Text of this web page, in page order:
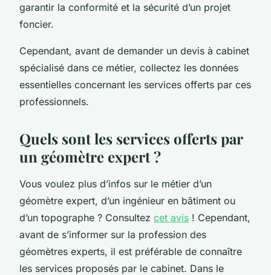
garantir la conformité et la sécurité d’un projet
foncier.
Cependant, avant de demander un devis à cabinet
spécialisé dans ce métier, collectez les données
essentielles concernant les services offerts par ces
professionnels.
Quels sont les services offerts par
un géomètre expert ?
Vous voulez plus d’infos sur le métier d’un
géomètre expert, d’un ingénieur en bâtiment ou
d’un topographe ? Consultez cet avis ! Cependant,
avant de s’informer sur la profession des
géomètres experts, il est préférable de connaître
les services proposés par le cabinet. Dans le